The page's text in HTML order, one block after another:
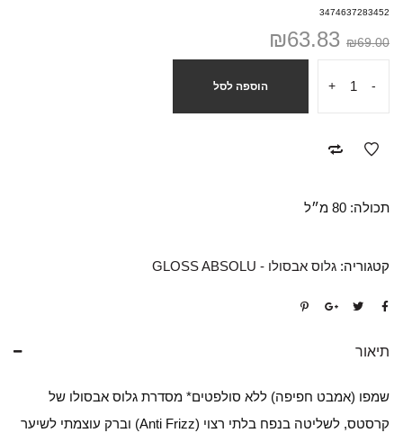
3474637283452
₪69.00
₪63.83
-
+ הוספה לסל
תכולה: 80 מ״ל
קטגוריה: גלוס אבסולו - GLOSS ABSOLU
תיאור
שמפו (אמבט חפיפה) ללא סולפטים* מסדרת גלוס אבסולו של
קרסטס, לשליטה בנפח בלתי רצוי (Anti Frizz) וברק עוצמתי לשיער